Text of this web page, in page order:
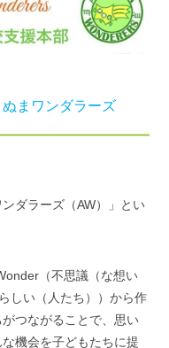
まワンダラーズ
ダラーズ（AW）」とい
（不思議（な想い
しい（人たち））から作
つながることで、思い
機会を子どもたちに提